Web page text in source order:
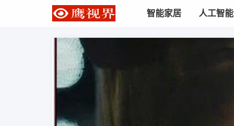
智能家居 人工智能